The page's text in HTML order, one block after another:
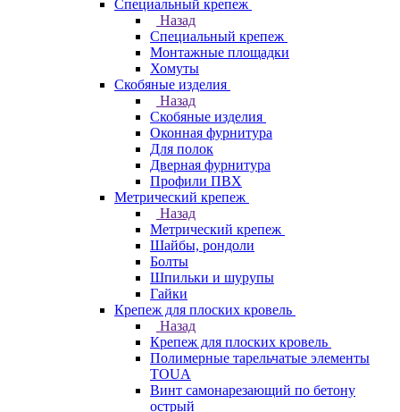
Специальный крепеж
Назад
Специальный крепеж
Монтажные площадки
Хомуты
Скобяные изделия
Назад
Скобяные изделия
Оконная фурнитура
Для полок
Дверная фурнитура
Профили ПВХ
Метрический крепеж
Назад
Метрический крепеж
Шайбы, рондоли
Болты
Шпильки и шурупы
Гайки
Крепеж для плоских кровель
Назад
Крепеж для плоских кровель
Полимерные тарельчатые элементы
TOUA
Винт самонарезающий по бетону
острый